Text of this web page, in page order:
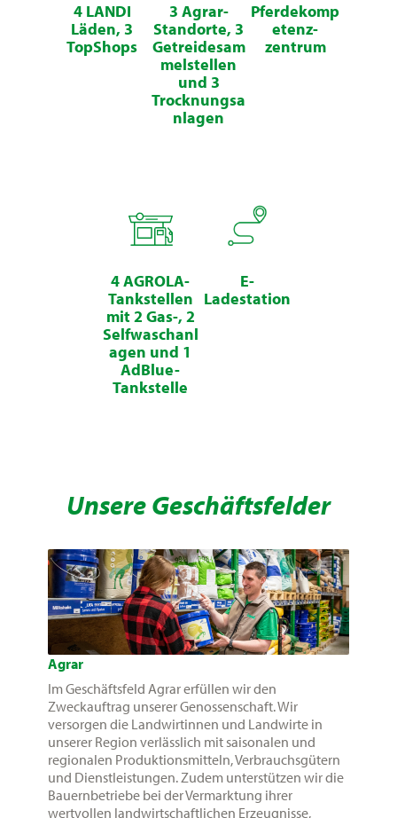
4 LANDI
Läden, 3
TopShops
3 Agrar-
Standorte, 3
Getreidesam
melstellen
und 3
Trocknungsa
nlagen
Pferdekomp
etenz-
zentrum
4 AGROLA-
Tankstellen
mit 2 Gas-, 2
Selfwaschanl
agen und 1
AdBlue-
Tankstelle
E-
Ladestation
Unsere Geschäftsfelder
Agrar
Im Geschäftsfeld Agrar erfüllen wir den
Zweckauftrag unserer Genossenschaft. Wir
versorgen die Landwirtinnen und Landwirte in
unserer Region verlässlich mit saisonalen und
regionalen Produktionsmitteln, Verbrauchsgütern
und Dienstleistungen. Zudem unterstützen wir die
Bauernbetriebe bei der Vermarktung ihrer
wertvollen landwirtschaftlichen Erzeugnisse,